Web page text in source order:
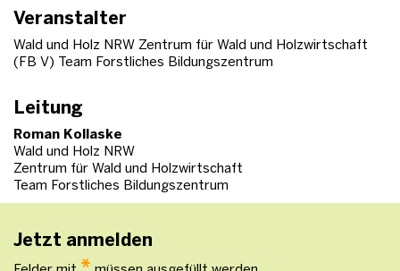
Veranstalter
Wald und Holz NRW Zentrum für Wald und Holzwirtschaft
(FB V) Team Forstliches Bildungszentrum
Leitung
Roman Kollaske
Wald und Holz NRW
Zentrum für Wald und Holzwirtschaft
Team Forstliches Bildungszentrum
Jetzt anmelden